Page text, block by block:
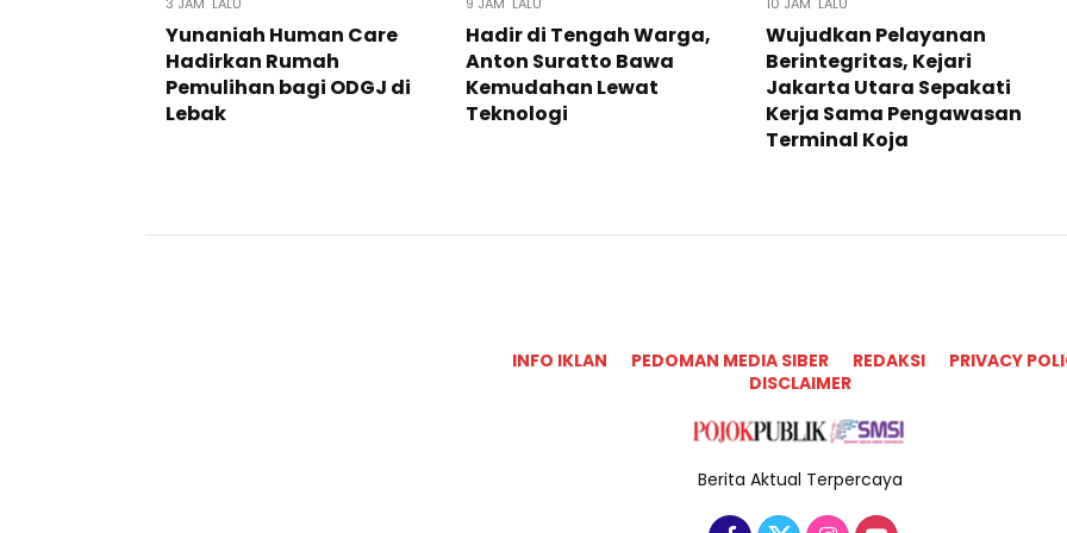
Yunaniah Human Care
Hadirkan Rumah
Pemulihan bagi ODGJ di
Lebak
Hadir di Tengah Warga,
Anton Suratto Bawa
Kemudahan Lewat
Teknologi ​
Wujudkan Pelayanan
Berintegritas, Kejari
Jakarta Utara Sepakati
Kerja Sama Pengawasan
Terminal Koja
INFO IKLAN PEDOMAN MEDIA SIBER REDAKSI
PRIVACY
DISCLAIMER
Berita Aktual Terpercaya